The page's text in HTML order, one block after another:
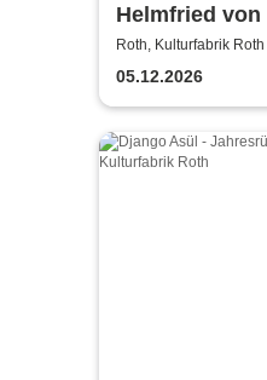
Helmfried
Weil’s raus
Roth, Kulturfabrik Roth
05.12.2026